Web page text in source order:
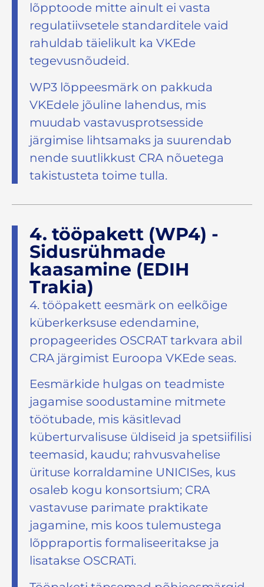
lõpptoode mitte ainult ei vasta
regulatiivsetele standarditele vaid
rahuldab täielikult ka VKEde
tegevusnõudeid.
WP3 lõppeesmärk on pakkuda
VKEdele jõuline lahendus, mis
muudab vastavusprotsesside
järgimise lihtsamaks ja suurendab
nende suutlikkust CRA nõuetega
takistusteta toime tulla.
4. tööpakett (WP4) -
Sidusrühmade
kaasamine (EDIH
Trakia)
4. tööpakett eesmärk on eelkõige
küberkerksuse edendamine,
propageerides OSCRAT tarkvara abil
CRA järgimist Euroopa VKEde seas.
Eesmärkide hulgas on teadmiste
jagamise soodustamine mitmete
töötubade, mis käsitlevad
küberturvalisuse üldiseid ja spetsiifilisi
teemasid, kaudu; rahvusvahelise
ürituse korraldamine UNICISes, kus
osaleb kogu konsortsium; CRA
vastavuse parimate praktikate
jagamine, mis koos tulemustega
lõppraportis formaliseeritakse ja
lisatakse OSCRATi.